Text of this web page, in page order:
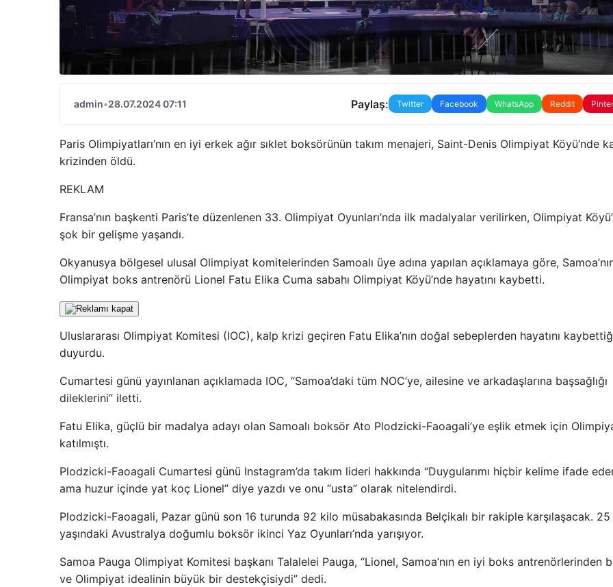
admin•28.07.2024 07:11 Paylaş: Twitter Facebook WhatsApp Reddit
Paris Olimpiyatları’nın en iyi erkek ağır sıklet boksörünün takım menajeri, Saint-Denis Olimpiyat Köyü’nde
krizinden öldü.
REKLAM
Fransa’nın başkenti Paris’te düzenlenen 33. Olimpiyat Oyunları’nda ilk madalyalar verilirken, Olimpiyat
şok bir gelişme yaşandı.
Okyanusya bölgesel ulusal Olimpiyat komitelerinden Samoalı üye adına yapılan açıklamaya göre,
Olimpiyat boks antrenörü Lionel Fatu Elika Cuma sabahı Olimpiyat Köyü’nde hayatını kaybetti.
Uluslararası Olimpiyat Komitesi (IOC), kalp krizi geçiren Fatu Elika’nın doğal sebeplerden hayatını
duyurdu.
Cumartesi günü yayınlanan açıklamada IOC, “Samoa’daki tüm NOC’ye, ailesine ve arkadaşlarına başsağlığı
dileklerini” iletti.
Fatu Elika, güçlü bir madalya adayı olan Samoalı boksör Ato Plodzicki-Faoagali’ye eşlik etmek için
katılmıştı.
Plodzicki-Faoagali Cumartesi günü Instagram’da takım lideri hakkında “Duygularımı hiçbir kelime ifade
ama huzur içinde yat koç Lionel” diye yazdı ve onu “usta” olarak nitelendirdi.
Plodzicki-Faoagali, Pazar günü son 16 turunda 92 kilo müsabakasında Belçikalı bir rakiple karşılaşacak. 25
yaşındaki Avustralya doğumlu boksör ikinci Yaz Oyunları’nda yarışıyor.
Samoa Pauga Olimpiyat Komitesi başkanı Talalelei Pauga, “Lionel, Samoa’nın en iyi boks antrenörlerinden
ve Olimpiyat idealinin büyük bir destekçisiydi” dedi.